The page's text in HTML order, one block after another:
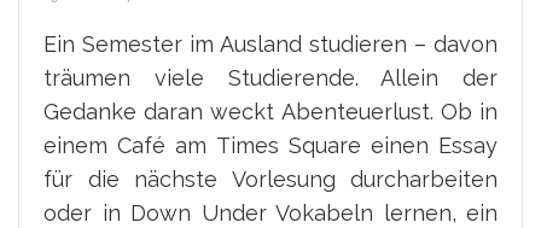
Ein Semester im Ausland studieren – davon
träumen viele Studierende. Allein der
Gedanke daran weckt Abenteuerlust. Ob in
einem Café am Times Square einen Essay
für die nächste Vorlesung durcharbeiten
oder in Down Under Vokabeln lernen, ein